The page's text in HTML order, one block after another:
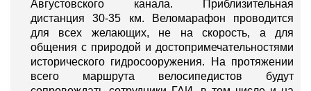
Августовского канала. Приблизительная
дистанция 30-35 км. Веломарафон проводится
для всех желающих, не на скорость, а для
общения с природой и достопримечательностями
исторического гидросооружения. На протяжении
всего маршрута велосипедистов будут